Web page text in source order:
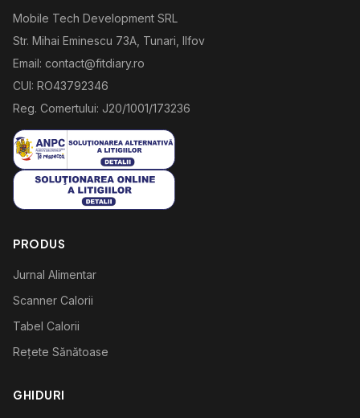
Mobile Tech Development SRL
Str. Mihai Eminescu 73A, Tunari, Ilfov
Email: contact@fitdiary.ro
CUI: RO43792346
Reg. Comertului: J20/1001/173236
PRODUS
Jurnal Alimentar
Scanner Calorii
Tabel Calorii
Rețete Sănătoase
GHIDURI